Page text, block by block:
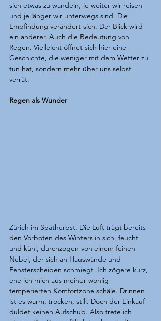
sich etwas zu wandeln, je weiter wir reisen
und je länger wir unterwegs sind. Die
Empfindung verändert sich. Der Blick wird
ein anderer. Auch die Bedeutung von
Regen. Vielleicht öffnet sich hier eine
Geschichte, die weniger mit dem Wetter zu
tun hat, sondern mehr über uns selbst
verrät.
Regen als Wunder
Zürich im Spätherbst. Die Luft trägt bereits
den Vorboten des Winters in sich, feucht
und kühl, durchzogen von einem feinen
Nebel, der sich an Hauswände und
Fensterscheiben schmiegt. Ich zögere kurz,
ehe ich mich aus meiner wohlig
temperierten Komfortzone schäle. Drinnen
ist es warm, trocken, still. Doch der Einkauf
duldet keinen Aufschub. Also trete ich